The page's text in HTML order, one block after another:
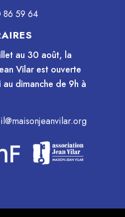
59 64
au 30 août, la
Vilar est ouverte
au dimanche de 9h à